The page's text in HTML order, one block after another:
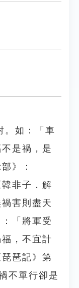
。如：「車
是禍，是
》：
非子．解
害則盡天
「將軍受
，不宜計
琶記》第
不單行卻是